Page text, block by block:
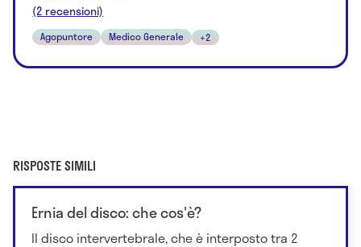
(2 recensioni)
Agopuntore Medico Generale +2
RISPOSTE SIMILI
Ernia del disco: che cos'è?
Il disco intervertebrale, che è interposto tra 2